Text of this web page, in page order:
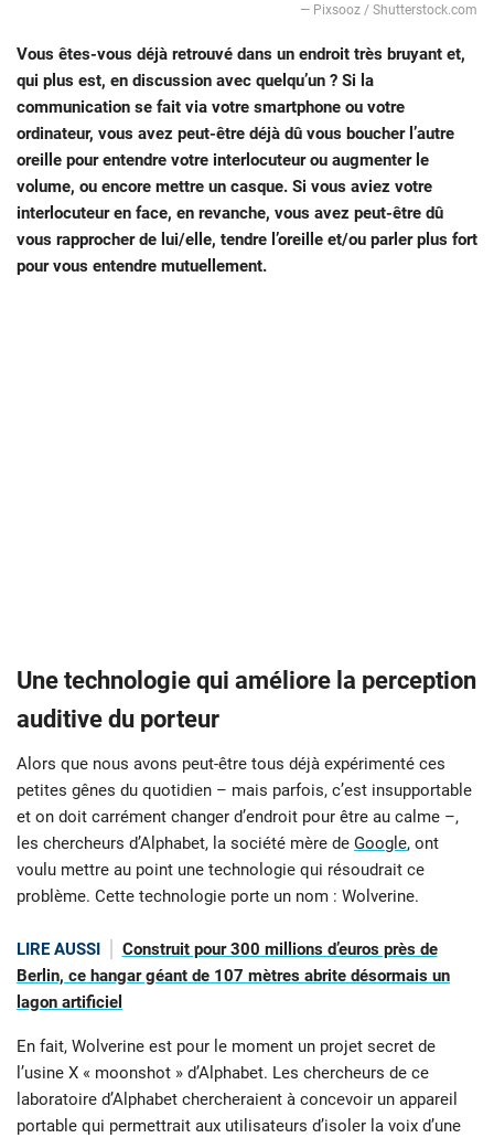
— Pixsooz / Shutterstock.com
Vous êtes-vous déjà retrouvé dans un endroit très bruyant et,
qui plus est, en discussion avec quelqu’un ? Si la
communication se fait via votre smartphone ou votre
ordinateur, vous avez peut-être déjà dû vous boucher l’autre
oreille pour entendre votre interlocuteur ou augmenter le
volume, ou encore mettre un casque. Si vous aviez votre
interlocuteur en face, en revanche, vous avez peut-être dû
vous rapprocher de lui/elle, tendre l’oreille et/ou parler plus fort
pour vous entendre mutuellement.
Une technologie qui améliore la perception
auditive du porteur
Alors que nous avons peut-être tous déjà expérimenté ces
petites gênes du quotidien – mais parfois, c’est insupportable
et on doit carrément changer d’endroit pour être au calme –,
les chercheurs d’Alphabet, la société mère de Google, ont
voulu mettre au point une technologie qui résoudrait ce
problème. Cette technologie porte un nom : Wolverine.
LIRE AUSSI
Construit pour 300 millions d’euros près de
Berlin, ce hangar géant de 107 mètres abrite désormais un
lagon artificiel
En fait, Wolverine est pour le moment un projet secret de
l’usine X « moonshot » d’Alphabet. Les chercheurs de ce
laboratoire d’Alphabet chercheraient à concevoir un appareil
portable qui permettrait aux utilisateurs d’isoler la voix d’une